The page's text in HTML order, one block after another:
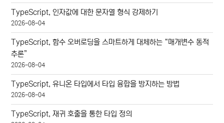
TypeScript, 인자값에 대한 문자열 형식 강제하기
2026-08-04
TypeScript, 함수 오버로딩을 스마트하게 대체하는 “매개변수 동적
추론”
2026-08-04
TypeScript, 유니온 타입에서 타입 융합을 방지하는 방법
2026-08-04
TypeScript, 재귀 호출을 통한 타입 정의